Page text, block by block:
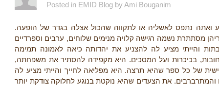
Posted in EMID Blog by Ami Bouganim
ואתה נתפס לאשליה או לתקווה שהכול אצלה בגדר של הופעה.
מסתתרת נשמה רגישה קלויה מנימים שלוחים, ערבים וספרדיים
והייתי מציע לה להצניע את יהדותה כיאה לאמונה תמימה
בכיכרות ועל המסכים. היא מקפידה להסתיר את משפחתה,
של כל ספר שהיא תרצה. היא מפליאה לחייך והייתי מציע לה
את הצעדים שהיא נוקטת בנוגע לחלוקה צודקת יותר